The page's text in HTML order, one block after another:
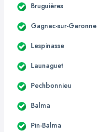
Bruguières
Gagnac-sur-Garonne
Lespinasse
Launaguet
Pechbonnieu
Balma
Pin-Balma